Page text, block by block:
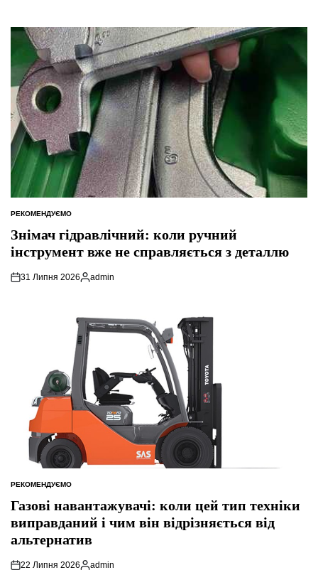
ОПУБЛІКУВАТИ
РЕКОМЕНДУЄМО
Знімач гідравлічний: коли ручний
інструмент вже не справляється з деталлю
31 Липня 2026
Опубліковано
admin
ОПУБЛІКУВАТИ
РЕКОМЕНДУЄМО
Газові навантажувачі: коли цей тип техніки
виправданий і чим він відрізняється від
альтернатив
22 Липня 2026
Опубліковано
admin